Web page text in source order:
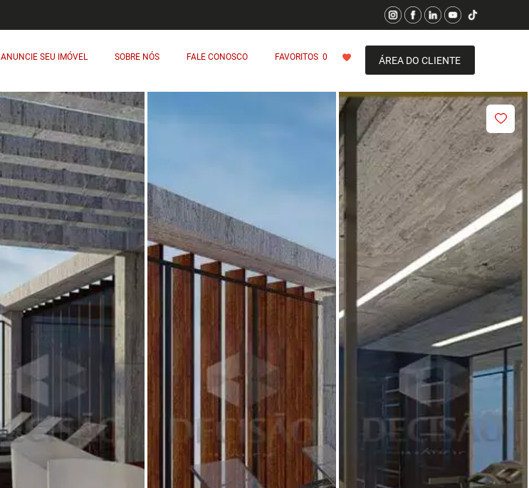
ANUNCIE SEU IMÓVEL SOBRE NÓS FALE CONOSCO FAVORITOS 0 ÁREA DO CLIENTE